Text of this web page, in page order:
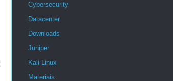
Cybersecurity
Datacenter
Downloads
Juniper
Kali Linux
Materiais